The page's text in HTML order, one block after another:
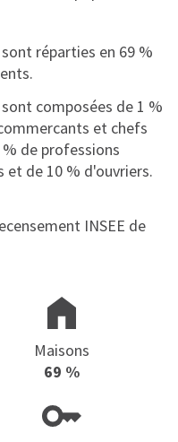
réparties en 69 %
composées de 1 %
et chefs
de professions
et de 10 % d'ouvriers.
INSEE de
Maisons
69 %